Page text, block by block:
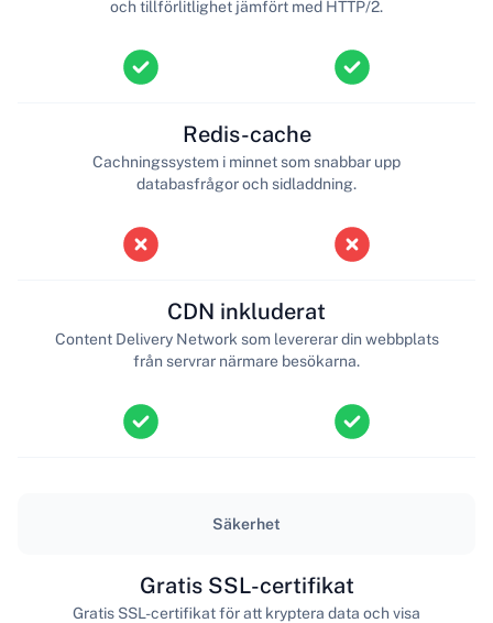
och tillförlitlighet jämfört med HTTP/2.
Redis-cache
Cachningssystem i minnet som snabbar upp
databasfrågor och sidladdning.
CDN inkluderat
Content Delivery Network som levererar din webbplats
från servrar närmare besökarna.
Säkerhet
Gratis SSL-certifikat
Gratis SSL-certifikat för att kryptera data och visa